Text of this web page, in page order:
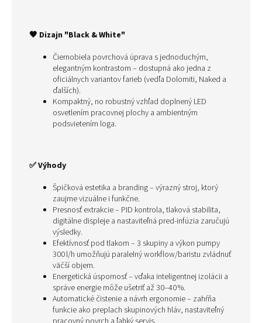
🖤 Dizajn "Black & White"
Čiernobiela povrchová úprava s jednoduchým,
elegantným kontrastom – dostupná ako jedna z
oficiálnych variantov farieb (vedľa Dolomiti, Naked a
ďalších).
Kompaktný, no robustný vzhľad doplnený LED
osvetlením pracovnej plochy a ambientným
podsvietením loga.
✅ Výhody
Špičková estetika a branding – výrazný stroj, ktorý
zaujme vizuálne i funkčne.
Presnosť extrakcie – PID kontrola, tlaková stabilita,
digitálne displeje a nastaviteľná pred-infúzia zaručujú
výsledky.
Efektívnosť pod tlakom – 3 skupiny a výkon pumpy
300 l/h umožňujú paralelný workflow/baristu zvládnuť
väčší objem.
Energetická úspornosť – vďaka inteligentnej izolácii a
správe energie môže ušetriť až 30–40 %.
Automatické čistenie a návrh ergonomie – zahŕňa
funkcie ako preplach skupinových hláv, nastaviteľný